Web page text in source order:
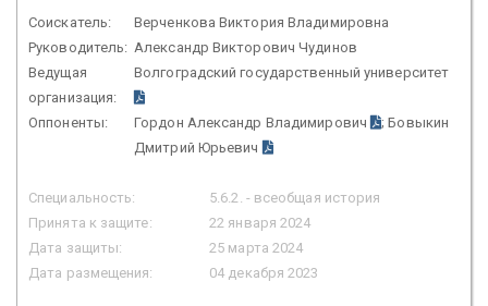
Соискатель:
Верченкова Виктория Владимировна
Руководитель: Александр Викторович Чудинов
Ведущая
организация:
Волгоградский государственный университет
Оппоненты: Гордон Александр Владимирович
; Бовыкин
Дмитрий Юрьевич
Специальность:
5.6.2. - всеобщая история
Принята к защите:
22 января 2024
Дата защиты:
25 марта 2024
Дата размещения:
04 декабря 2023